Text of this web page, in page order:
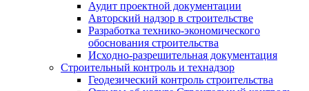
Аудит проектной документации
Авторский надзор в строительстве
Разработка технико-экономического
обоснования строительства
Исходно-разрешительная документация
Строительный контроль и технадзор
Геодезический контроль строительства